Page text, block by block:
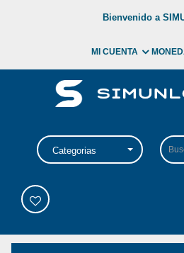
Bienvenido a
MI CUENTA
Categorias